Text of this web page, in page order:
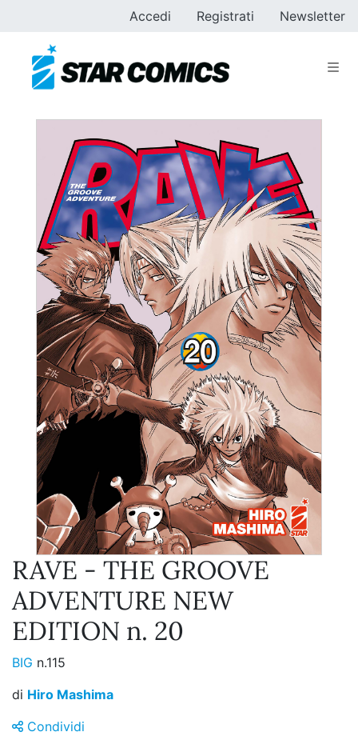
Accedi Registrati Newsletter
RAVE - THE GROOVE
ADVENTURE NEW
EDITION n. 20
BIG n.115
di Hiro Mashima
Condividi